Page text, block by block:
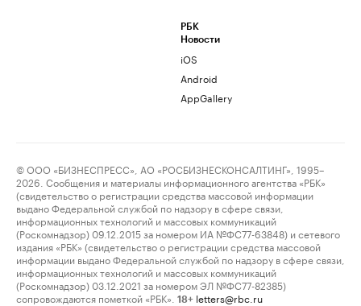
РБК
Новости
iOS
Android
AppGallery
© ООО «БИЗНЕСПРЕСС», АО «РОСБИЗНЕСКОНСАЛТИНГ», 1995–
2026. Сообщения и материалы информационного агентства «РБК»
(свидетельство о регистрации средства массовой информации
выдано Федеральной службой по надзору в сфере связи,
информационных технологий и массовых коммуникаций
(Роскомнадзор) 09.12.2015 за номером ИА №ФС77-63848) и сетевого
издания «РБК» (свидетельство о регистрации средства массовой
информации выдано Федеральной службой по надзору в сфере связи,
информационных технологий и массовых коммуникаций
(Роскомнадзор) 03.12.2021 за номером ЭЛ №ФС77-82385)
сопровождаются пометкой «РБК».
18+ letters@rbc.ru